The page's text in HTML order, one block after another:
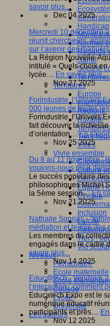
Handicap
Normes
Regards
Santé
Société
Territoires
Europe
Régions
Ruralité
Tiers
Villes
Vivre ensemble
Culture
Egalité
Ethique
Inclusion
Laïcité
Tiers -
Vie
Niveaux
Périscolaire
Ecole maternelle
Ecole
Collège
Lycée
Université
Les auteurs
savoir plus...
Dec 04 2025
Mercredi 10 décembre
réunit chercheurs,
sur l’avenir des
La Région Nouvelle-
intitulé « Quels choix
lycée… En savoir plus...
Nov 27 2025
Forindustrie, l’Univers
000 jeunes de toutes
Forindustrie, l’Univers
fait découvrir la
d’orientation…En
Nov 25 2025
Du 8 au 11 novembre :
voulons-nous pour
Le succès populaire
philosophiques Michel
la 5ème session…En
Nov 21 2025
Nathalie Sonnac -
médiation et le rôle des
Les membres du
engagés dans le cadre
savoir plus...
Nov 14 2025
Educ@tech - Vendredi
l’interaction : comment
Educatech Expo est le
numérique éducatif
participants et près…
Nov 12 2025